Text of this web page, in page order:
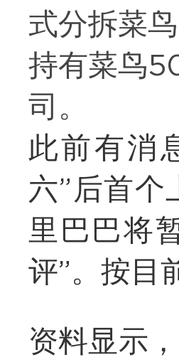
式分拆菜
持有菜鸟
司。
此前有消
六”后首
里巴巴将
评”。按目
资料显示